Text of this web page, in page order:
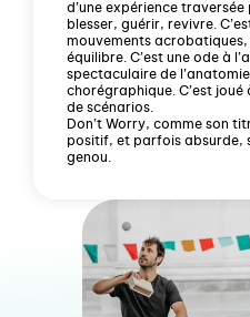
d’une expérience traversée
blesser, guérir, revivre.
mouvements acrobatiques,
équilibre. C’est une ode à
spectaculaire de
chorégraphique. C’est
de scénarios.
Don’t Worry, comme son
positif, et parfois absurde,
genou.